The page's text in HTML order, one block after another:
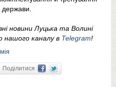
новини Луцька та Волині
нашого каналу в Telegram!
Поділитися